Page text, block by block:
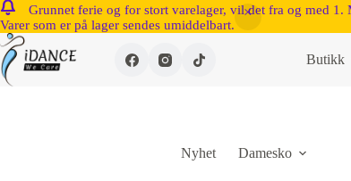
Grunnet ferie og for stort varelager, vil det fra og med
Varer som er på lager sendes umiddelbart.
Butikk
Nyhet Damesko